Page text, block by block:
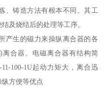
、铸造方法有根本不同。其工
及烧结后的处理等工序。
产生的磁力来操纵离合器的各
合器。电磁离合器有结构简
100-1U起动力矩大，离合迅
方便等优点